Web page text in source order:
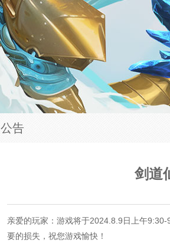
公告
剑道
亲爱的玩家：游戏将于2024.8.9日上午
要的损失，祝您游戏愉快！